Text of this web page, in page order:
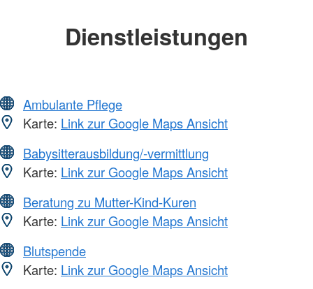
Dienstleistungen
Ambulante Pflege
Karte: Link zur Google Maps Ansicht
Babysitterausbildung/-vermittlung
Karte: Link zur Google Maps Ansicht
Beratung zu Mutter-Kind-Kuren
Karte: Link zur Google Maps Ansicht
Blutspende
Karte: Link zur Google Maps Ansicht